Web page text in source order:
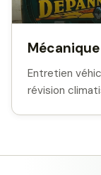
Mécanique
Entretien
révision